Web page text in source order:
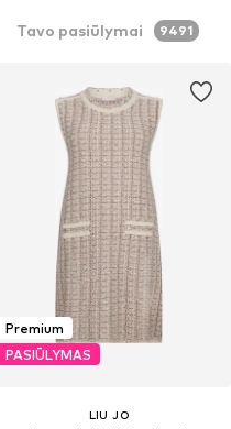
Tavo pasiūlymai 9491
Premium
PASIŪLYMAS
LIU JO